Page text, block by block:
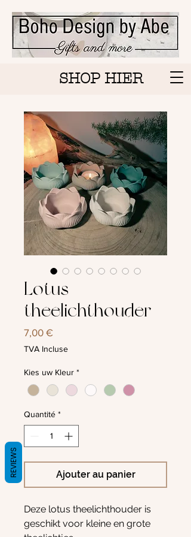
SHOP HIER
Lotus
theelichthouder
7,00 €
TVA Incluse
Kies uw Kleur *
Quantité *
Ajouter au panier
Deze lotus theelichthouder is
geschikt voor kleine en grote
REVIEWS